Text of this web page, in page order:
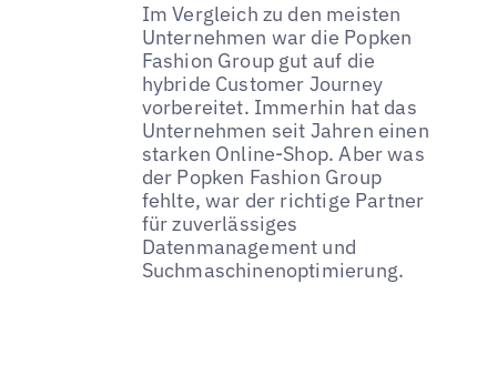
Im Vergleich zu den meisten
Unternehmen war die Popken
Fashion Group gut auf die
hybride Customer Journey
vorbereitet. Immerhin hat das
Unternehmen seit Jahren einen
starken Online-Shop. Aber was
der Popken Fashion Group
fehlte, war der richtige Partner
für zuverlässiges
Datenmanagement und
Suchmaschinenoptimierung.